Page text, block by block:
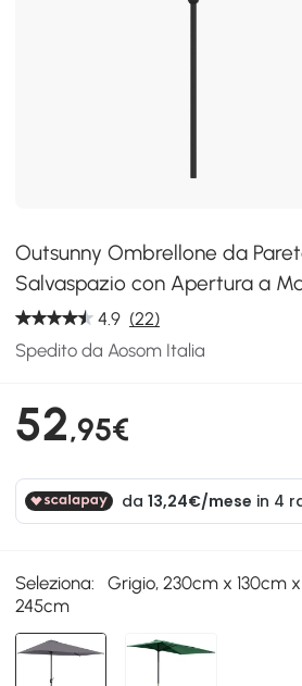
Outsunny Ombrellone da
Salvaspazio con Apertura a
4.9 (22)
Spedito da Aosom Italia
52,95€
Seleziona:
Grigio, 230cm x 130cm x
245cm